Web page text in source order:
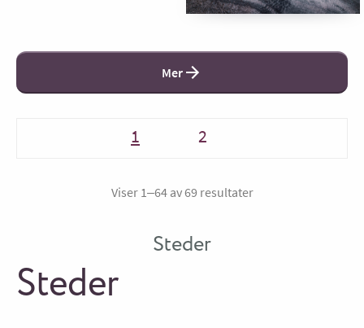
Mer
1 2
Viser 1–64 av 69 resultater
Steder
Steder